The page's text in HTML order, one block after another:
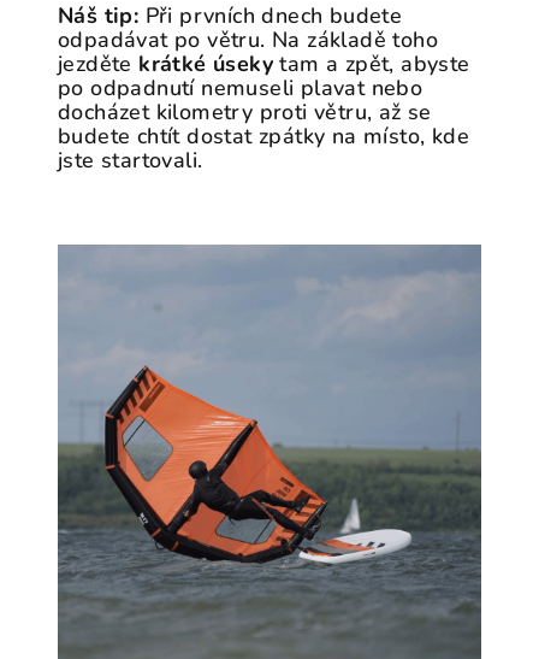
Náš tip: Při prvních dnech budete
odpadávat po větru. Na základě toho
jezděte krátké úseky tam a zpět, abyste
po odpadnutí nemuseli plavat nebo
docházet kilometry proti větru, až se
budete chtít dostat zpátky na místo, kde
jste startovali.